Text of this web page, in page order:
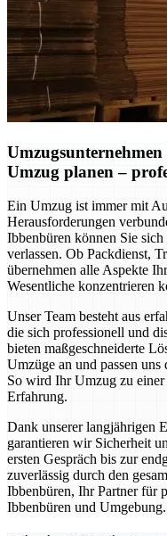
Umzug planen –
Ein Umzug ist immer mit
Herausforderungen
Ibbenbüren können Sie
verlassen. Ob Packdienst,
übernehmen alle Aspekte
Wesentliche konzentrieren
Unser Team besteht aus
die sich professionell und
bieten maßgeschneiderte
Umzüge an und passen
So wird Ihr Umzug zu einer
Erfahrung.
Dank unserer langjährigen
garantieren wir Sicherheit
ersten Gespräch bis zur
zuverlässig durch den
Ibbenbüren, Ihr Partner für
Ibbenbüren und Umgebung.